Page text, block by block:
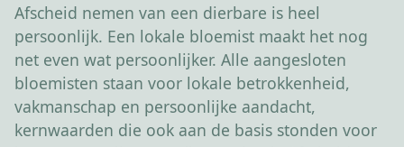
Afscheid nemen van een dierbare is heel
persoonlijk. Een lokale bloemist maakt het nog
net even wat persoonlijker. Alle aangesloten
bloemisten staan voor lokale betrokkenheid,
vakmanschap en persoonlijke aandacht,
kernwaarden die ook aan de basis stonden voor